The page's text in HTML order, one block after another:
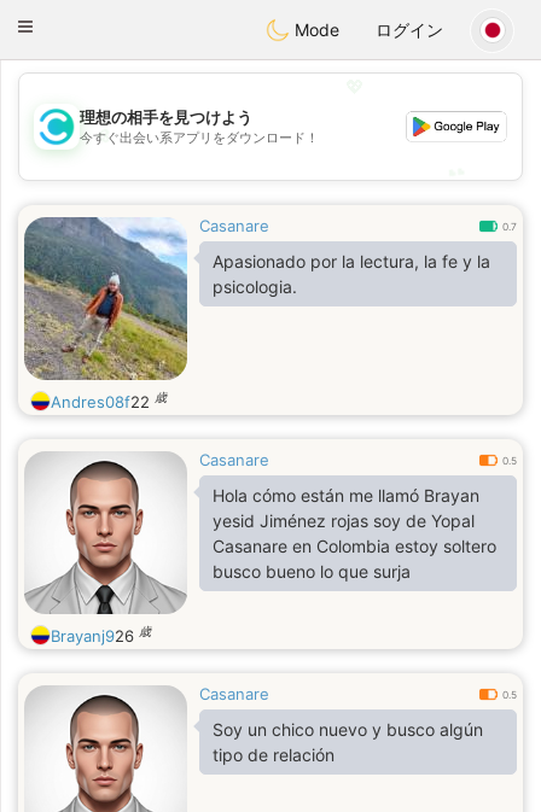
olombiaCitas
Toggle
Mode ログイン
💖
💕
理想の相手を見つけよう
今すぐ出会い系アプリをダウンロード！
Casanare 0.7
Apasionado por la lectura, la fe y la
psicologia.
Andres08f22 歳
Casanare 0.5
Hola cómo están me llamó Brayan
yesid Jiménez rojas soy de Yopal
Casanare en Colombia estoy soltero
busco bueno lo que surja
Brayanj926 歳
Casanare 0.5
Soy un chico nuevo y busco algún
tipo de relación